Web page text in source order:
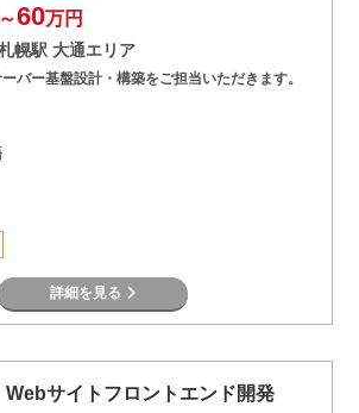
60万円
幌駅 大通エリア
バー基盤設計・構築をご担当いただきます。
詳細を見る
Webサイトフロントエンド開発